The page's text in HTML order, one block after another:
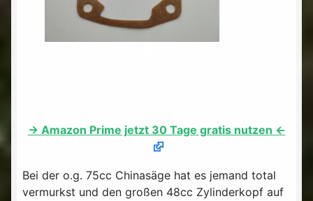
-> Amazon Prime jetzt 30 Tage gratis nutzen <-
Bei der o.g. 75cc Chinasäge hat es jemand total
vermurkst und den großen 48cc Zylinderkopf auf